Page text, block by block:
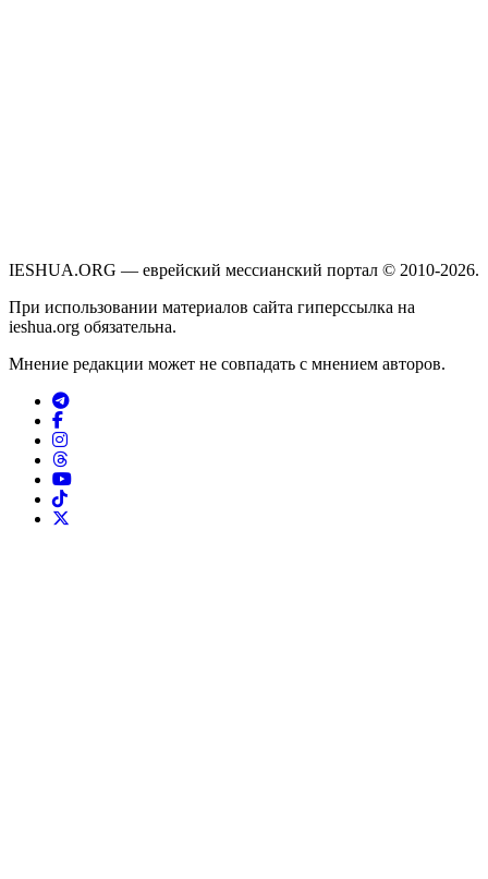
IESHUA.ORG — еврейский мессианский портал © 2010-2026.
При использовании материалов сайта гиперссылка на
ieshua.org обязательна.
Мнение редакции может не совпадать с мнением авторов.